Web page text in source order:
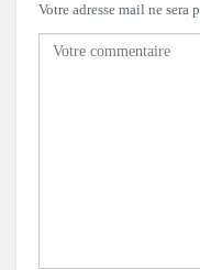
Votre adresse mail ne sera